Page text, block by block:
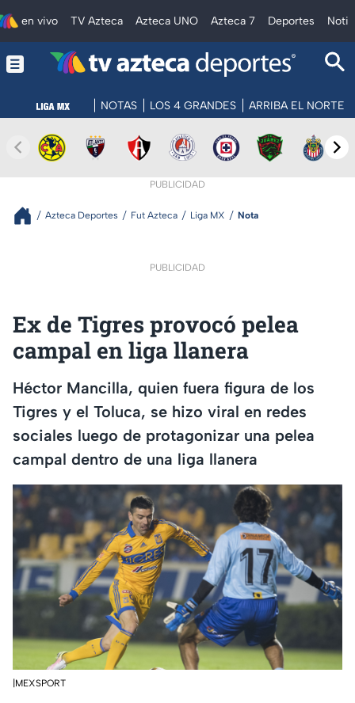
en vivo TV Azteca Azteca UNO Azteca 7 Deportes
NOTAS LOS 4 GRANDES ARRIBA EL NORTE
PUBLICIDAD
Azteca Deportes Fut Azteca Liga MX Nota
PUBLICIDAD
Ex de Tigres provocó pelea
campal en liga llanera
Héctor Mancilla, quien fuera figura de los
Tigres y el Toluca, se hizo viral en redes
sociales luego de protagonizar una pelea
campal dentro de una liga llanera
|MEXSPORT